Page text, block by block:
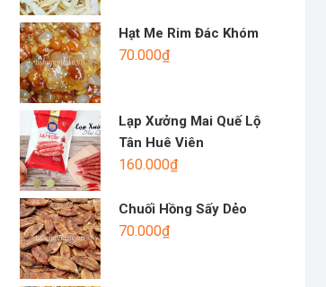
Hạt Me Rim Đác Khóm
70.000₫
Lạp Xưởng Mai Quế Lộ
Tân Huê Viên
160.000₫
Chuối Hồng Sấy Dẻo
70.000₫